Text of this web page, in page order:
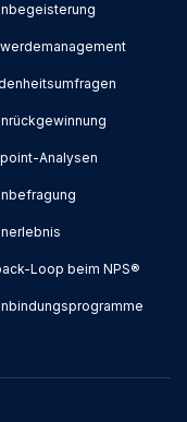
Analysen
Loop beim NPS®